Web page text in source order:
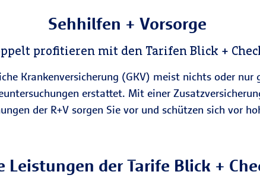
Sehhilfen + Vorsorge
profitieren mit den Tarifen Blick +
Krankenversicherung (GKV) meist nichts oder nur
erstattet. Mit einer
der R+V sorgen Sie vor und schützen sich vor
Leistungen der Tarife Blick +